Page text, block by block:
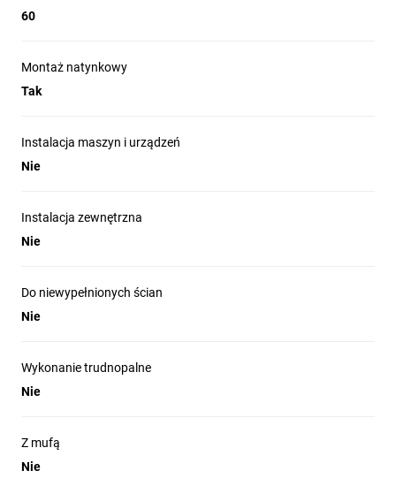
60
Montaż natynkowy
Tak
Instalacja maszyn i urządzeń
Nie
Instalacja zewnętrzna
Nie
Do niewypełnionych ścian
Nie
Wykonanie trudnopalne
Nie
Z mufą
Nie